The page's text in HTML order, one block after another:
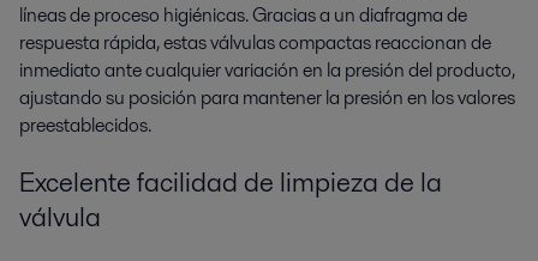
líneas de proceso higiénicas. Gracias a un diafragma de
respuesta rápida, estas válvulas compactas reaccionan de
inmediato ante cualquier variación en la presión del producto,
ajustando su posición para mantener la presión en los valores
preestablecidos.
Excelente facilidad de limpieza de la
válvula